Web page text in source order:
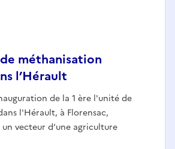
méthanisation
l’Hérault
de la 1 ère l'unité de
l'Hérault, à Florensac,
un vecteur d‘une agriculture